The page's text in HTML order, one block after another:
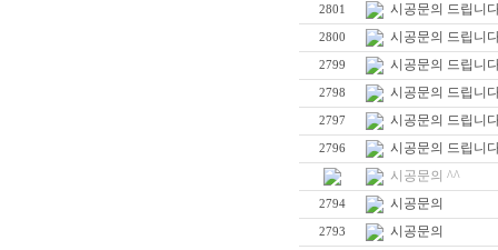
2801 시공문의 드립니
2800 시공문의 드립니
2799 시공문의 드립니
2798 시공문의 드립니
2797 시공문의 드립니
2796
시공문의 드립니
시공문의 ^^
2794 시공문의
2793 시공문의